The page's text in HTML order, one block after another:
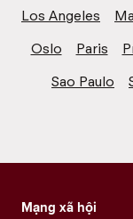
Los Angeles
Oslo
Paris
Sao Paulo
Mạng xã hội